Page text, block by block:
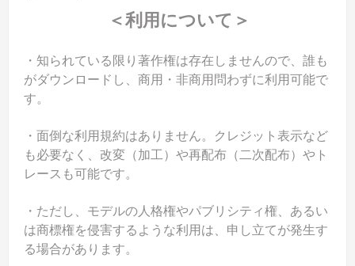
＜利用について＞
・知られている限り著作権は存在しませんので、誰も
がダウンロードし、商用・非商用問わずに利用可能で
す。
・面倒な利用規約はありません。クレジット表示など
も必要なく、改変（加工）や再配布（二次配布）やト
レースも可能です。
・ただし、モデルの人格権やパブリシティ権、あるい
は商標権を侵害するような利用は、申し立てが発生す
る場合があります。